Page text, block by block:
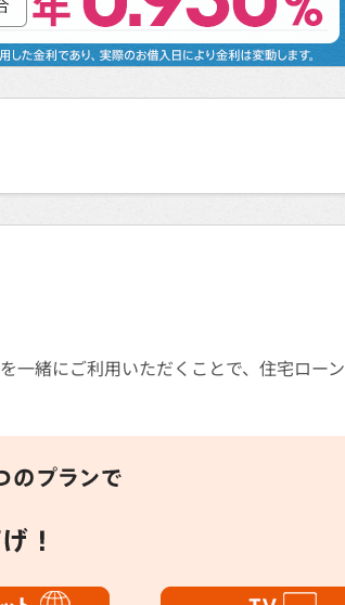
一緒にご利用いただくことで、住宅ローン